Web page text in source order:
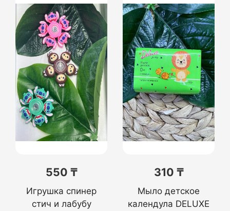
550 ₸
Игрушка спинер
стич и лабубу
310 ₸
Мыло детское
календула DELUXE